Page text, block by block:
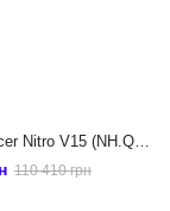
Ноутбук Acer Nitro V15 (NH.QZ9EL.001), Intel Core i5-13420H / 15.6″ / RAM 16 ГБ / SSD 512 ГБ / RTX 5050 / Windows 11 Home / Black
110 410 грн